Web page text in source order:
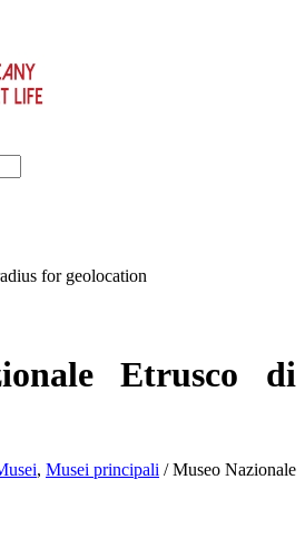
for geolocation
Etrusco di
, Musei principali / Museo Nazionale